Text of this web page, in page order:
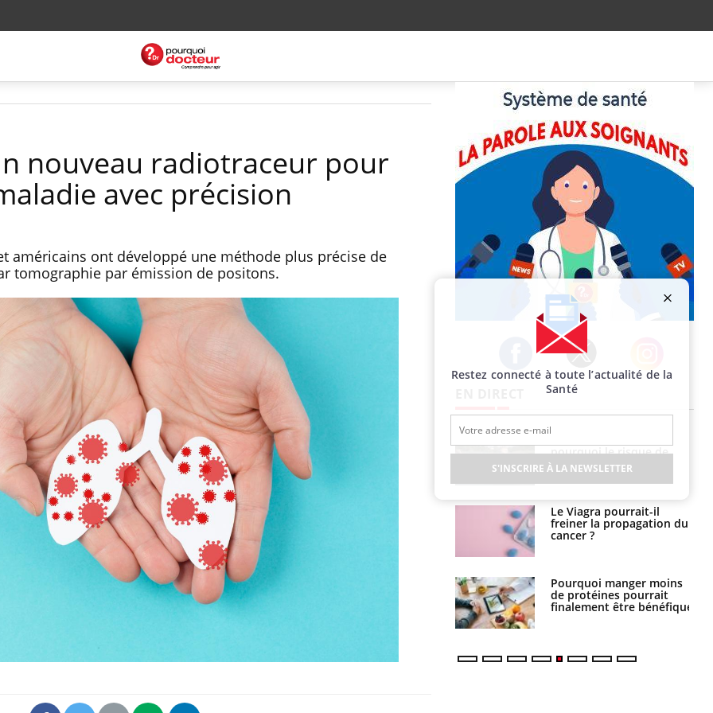
nouveau radiotraceur pour
avec précision
américains ont développé une méthode plus précise de
tomographie par émission de positons.
Facebook Twitter Instagram
La sieste empêche-t-elle
de dormir la nuit ?
VIH : la fin du comprimé
tous les jours se profile-t-
elle enfin ?
Pourquoi votre ventre
gâche-t-il les premiers
jours de vos vacances ?
pourquoi le risque de
noyade grimpe-t-il ?
Le Viagra pourrait-il
freiner la propagation du
cancer ?
Pourquoi manger moins
de protéines pourrait
finalement être bénéfique
que dit la science
Le smartphone nuit-il à
l'apprentissage de la
lecture ?
Mordue par une tique en
vacances, elle reste dans
le coma pendant 42 jours
Restez connecté à toute l’actualité de la
Santé
S'INSCRIRE À LA NEWSLETTER